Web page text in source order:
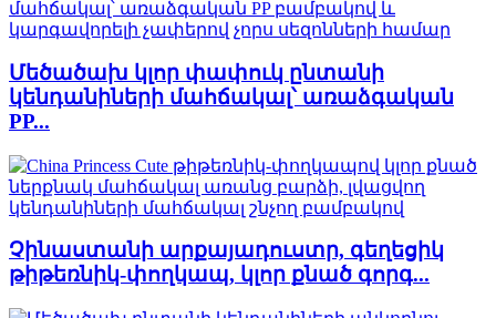
Մեծածախ կլոր փափուկ ընտանի
կենդանիների մահճակալ՝ առաձգական
PP...
Չինաստանի արքայադուստր, գեղեցիկ
թիթեռնիկ-փողկապ, կլոր քնած գորգ...